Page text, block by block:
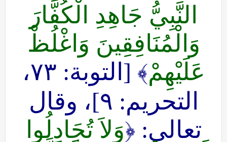
النَّبِيُّ جَاهِدِ الْكُفَّارَ
وَالْمُنَافِقِينَ وَاغْلُظْ
عَلَيْهِمْ
﴾ [التوبة: ٧٣،
التحريم: ٩]، وقال
تعالى: ﴿وَلاَ تُجَادِلُوا